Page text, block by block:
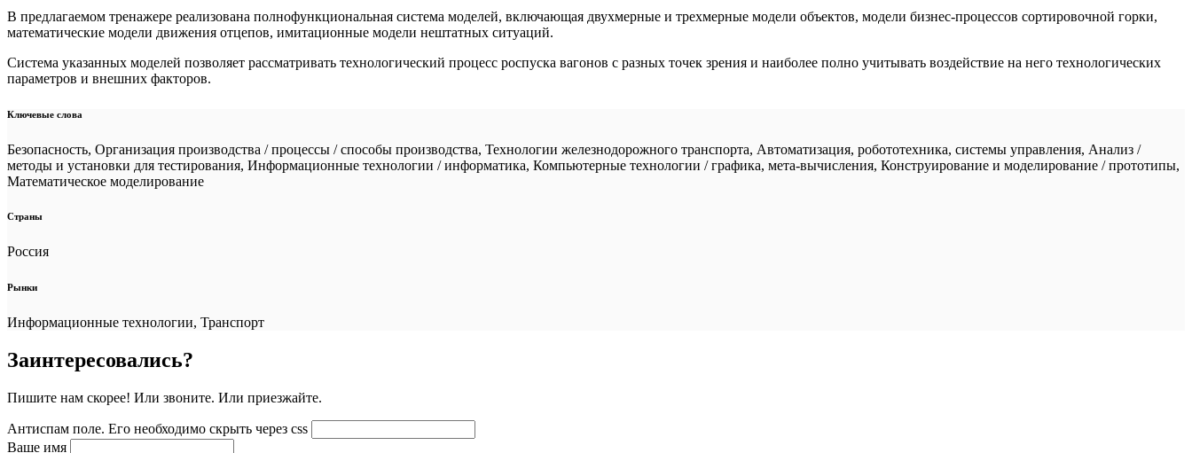
В предлагаемом тренажере реализована полнофункциональная система моделей, включающая двухмерные и трехмерные модели объектов, модели бизнес-процессов сортировочной горки,
математические модели движения отцепов, имитационные модели нештатных ситуаций.
Система указанных моделей позволяет рассматривать технологический процесс роспуска вагонов с разных точек зрения и наиболее полно учитывать воздействие на него технологических
параметров и внешних факторов.
Ключевые слова
Безопасность, Организация производства / процессы / способы производства, Технологии железнодорожного транспорта, Автоматизация, робототехника, системы управления, Анализ /
методы и установки для тестирования, Информационные технологии / информатика, Компьютерные технологии / графика, мета-вычисления, Конструирование и моделирование / прототипы,
Математическое моделирование
Страны
Россия
Рынки
Информационные технологии, Транспорт
Заинтересовались?
Пишите нам скорее! Или звоните. Или приезжайте.
Антиспам поле. Его необходимо скрыть через css
Ваше имя